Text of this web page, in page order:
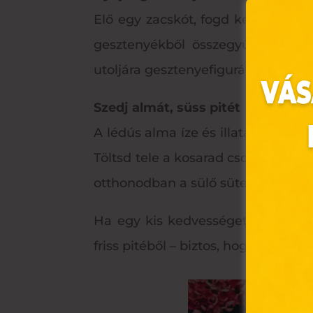
Elő egy zacskót, fogd kézen a
gesztenyékből összegyűjtött
utoljára gesztenyefigurát? Ugye,
Szedj almát, süss pitét
A lédús alma íze és illata nem
Töltsd tele a kosarad csodás
otthonodban a sülő sütemény
Ha egy kis kedvességet is
friss pitéből – biztos, hogy nagy